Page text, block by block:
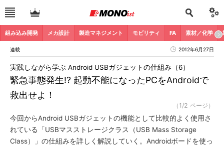
組み込み開発 メカ設計 製造マネジメント モビリティ FA 素材／化学
連載 2012年6月27日
緊急事態発生!? 起動不能になったPCをAndroidで
救出せよ！
実践しながら学ぶ Android USBガジェットの仕組み（6）
（1/2 ページ）
今回からAndroid USBガジェットの機能として比較的よく使用さ
れている「USBマスストレージクラス（USB Mass Storage
Class）」の仕組みを詳しく解説していく。Androidボードを使っ